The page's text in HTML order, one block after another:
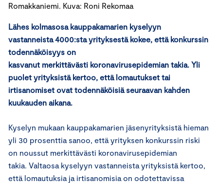
Romakkaniemi. Kuva: Roni Rekomaa
Lähes kolmasosakauppakamarien kyselyyn
vastanneista 4000:sta yrityksestä kokee, että konkurssin
todennäköisyys on
kasvanut merkittävästi koronavirusepidemian takia. Yli
puolet yrityksistä kertoo, että lomautukset tai
irtisanomiset ovat todennäköisiä seuraavan kahden
kuukauden aikana.
Kyselyn mukaan kauppakamarien jäsenyrityksistä hieman
yli 30 prosenttia sanoo, että yrityksen konkurssin riski
on noussut merkittävästi koronavirusepidemian
takia. Valtaosa kyselyyn vastanneista yrityksistä kertoo,
että lomautuksia ja irtisanomisia on odotettavissa